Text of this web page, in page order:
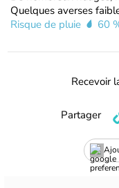
Quelques averses
Risque de pluie
60
Recevoir
Partager